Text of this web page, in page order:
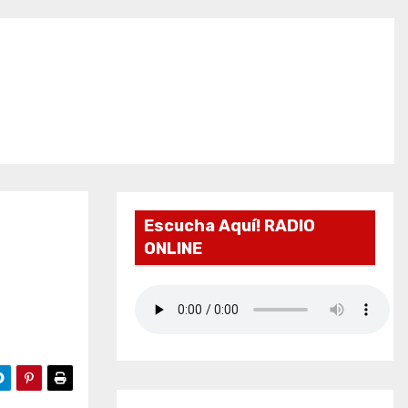
Escucha Aquí! RADIO
ONLINE